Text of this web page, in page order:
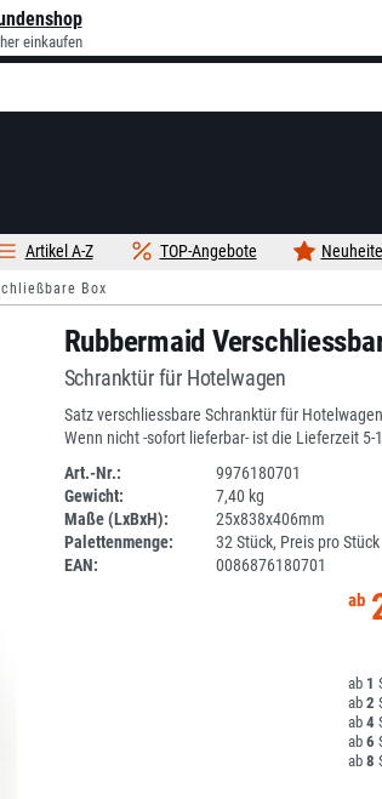
einkaufen
TOP-Angebote
Artikel A-Z
Box
Rubbermaid
Schranktür für Hotelwagen
Satz verschliessbare Schranktür für Hotelwagen
Wenn nicht -sofort lieferbar- ist die Lieferzeit 5-
Art.-Nr.:
9976180701
Gewicht:
7,40 kg
Maße (LxBxH):
25x838x406mm
Palettenmenge:
32 Stück, Preis pro Stück
EAN:
0086876180701
1
2
4
6
8